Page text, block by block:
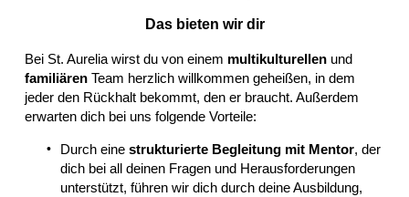
Das bieten wir dir
Bei St. Aurelia wirst du von einem multikulturellenund
familiärenTeam herzlich willkommen geheißen, in dem
jeder den Rückhalt bekommt, den er braucht. Außerdem
erwarten dich bei uns folgende Vorteile:
Durch eine strukturierte Begleitung mit Mentor, der
dich bei all deinen Fragen und Herausforderungen
unterstützt, führen wir dich durch deine Ausbildung,